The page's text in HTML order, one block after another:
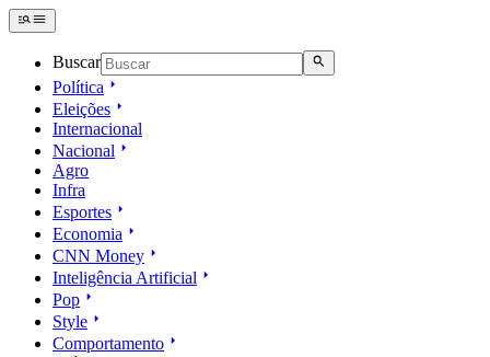
Buscar
Política
Eleições
Internacional
Nacional
Agro
Infra
Esportes
Economia
CNN Money
Inteligência Artificial
Pop
Style
Comportamento